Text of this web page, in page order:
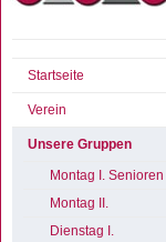
Startseite
Verein
Unsere Gruppen
Montag I. Senioren
Montag II.
Dienstag I.